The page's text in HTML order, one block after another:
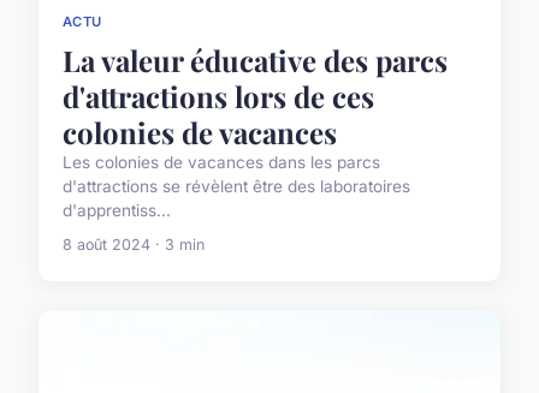
ACTU
La valeur éducative des parcs
d'attractions lors de ces
colonies de vacances
Les colonies de vacances dans les parcs
d'attractions se révèlent être des laboratoires
d'apprentiss...
8 août 2024 · 3 min